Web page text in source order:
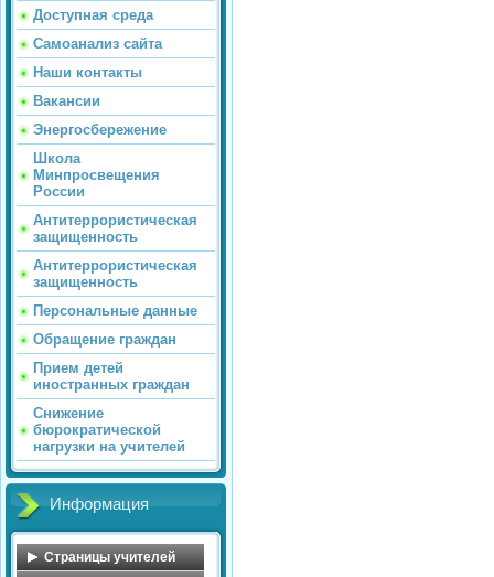
Доступная среда
Самоанализ сайта
Наши контакты
Вакансии
Энергосбережение
Школа
Минпросвещения
России
Антитеррористическая
защищенность
Антитеррористическая
защищенность
Персональные данные
Обращение граждан
Прием детей
иностранных граждан
Снижение
бюрократической
нагрузки на учителей
Информация
Страницы учителей